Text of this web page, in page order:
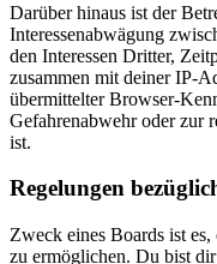
Darüber hinaus ist der
Interessenabwägung
den Interessen Dritter,
zusammen mit deiner IP-
übermittelter Browser-
Gefahrenabwehr oder zur
ist.
Regelungen
Zweck eines Boards ist
zu ermöglichen. Du bist